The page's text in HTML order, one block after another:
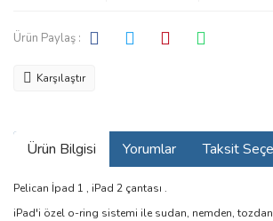
Ürün Paylaş :
Karşılaştır
Ürün Bilgisi Yorumlar Taksit
Pelican İpad 1 , iPad 2 çantası .
iPad'i özel o-ring sistemi ile sudan, nemden, tozdan